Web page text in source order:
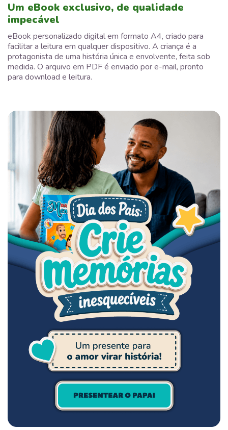
Um eBook exclusivo, de qualidade
impecável
eBook personalizado digital em formato A4, criado para
facilitar a leitura em qualquer dispositivo. A criança é a
protagonista de uma história única e envolvente, feita sob
medida. O arquivo em PDF é enviado por e-mail, pronto
para download e leitura.